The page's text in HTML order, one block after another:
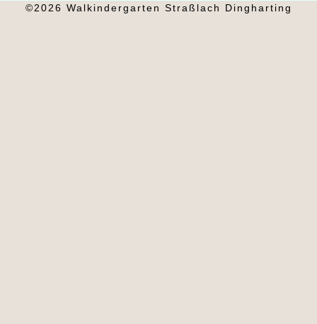
©2026 Walkindergarten Straßlach Dingharting